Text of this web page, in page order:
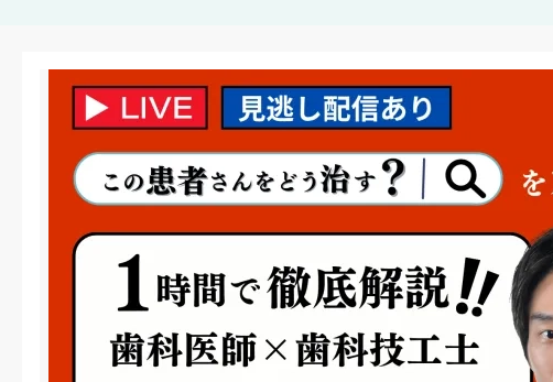
Image